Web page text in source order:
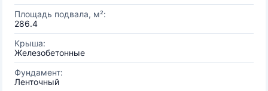
Площадь подвала, м²:
286.4
Крыша:
Железобетонные
Фундамент:
Ленточный